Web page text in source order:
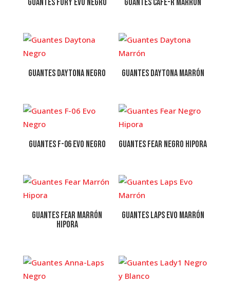
Guantes Fury Evo Negro Guantes Cafe-R Marrón
Guantes Daytona Negro Guantes Daytona Marrón
Guantes F-06 Evo Negro Guantes Fear Negro Hipora
Guantes Fear Marrón
Hipora
Guantes Laps Evo Marrón